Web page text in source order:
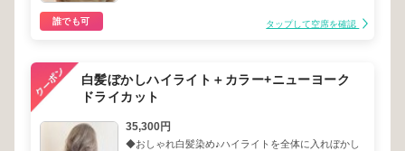
誰でも可 タップして空席を確認
白髪ぼかしハイライト＋カラー+ニューヨーク
ドライカット
35,300円
◆おしゃれ白髪染め♪ハイライトを全体に入れぼかし